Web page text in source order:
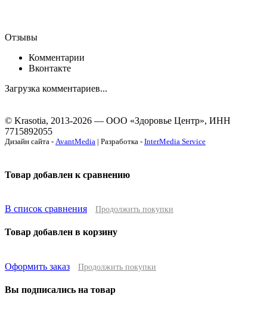
Отзывы
Комментарии
Вконтакте
Загрузка комментариев...
© Krasotia, 2013-2026 — ООО «Здоровье Центр», ИНН
7715892055
Дизайн сайта - AvantMedia | Разработка - InterMedia Service
Товар добавлен к сравнению
В список сравнения Продолжить покупки
Товар добавлен в корзину
Оформить заказ Продолжить покупки
Вы подписались на товар